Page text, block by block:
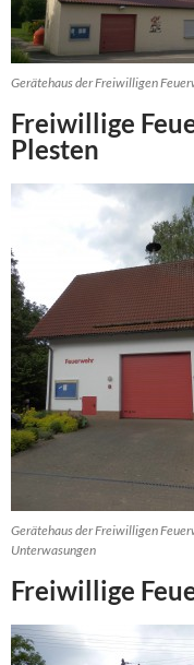
Gerätehaus der Freiwilligen
Freiwillige
Plesten
Gerätehaus der Freiwilligen
Unterwasungen
Freiwillige